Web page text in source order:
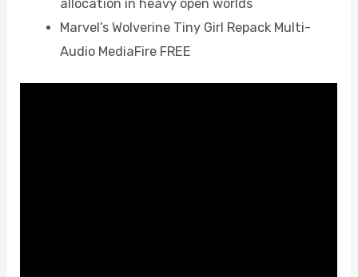
allocation in heavy open worlds
Marvel’s Wolverine Tiny Girl Repack Multi-
Audio MediaFire FREE